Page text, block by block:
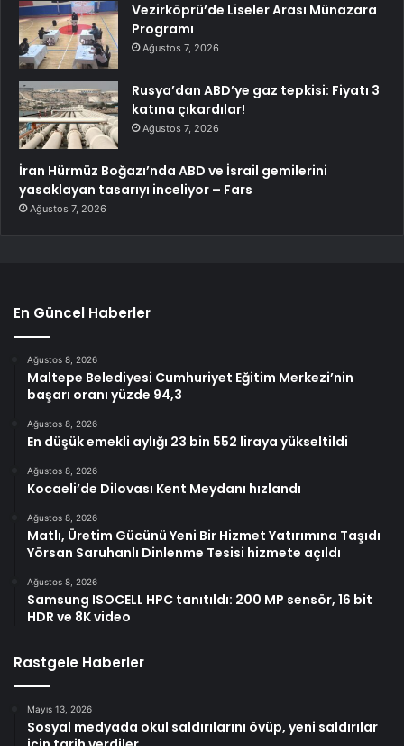
Vezirköprü’de Liseler Arası Münazara
Programı
Ağustos 7, 2026
Rusya’dan ABD’ye gaz tepkisi: Fiyatı 3
katına çıkardılar!
Ağustos 7, 2026
İran Hürmüz Boğazı’nda ABD ve İsrail gemilerini
yasaklayan tasarıyı inceliyor – Fars
Ağustos 7, 2026
En Güncel Haberler
Ağustos 8, 2026
Maltepe Belediyesi Cumhuriyet Eğitim Merkezi’nin
başarı oranı yüzde 94,3
Ağustos 8, 2026
En düşük emekli aylığı 23 bin 552 liraya yükseltildi
Ağustos 8, 2026
Kocaeli’de Dilovası Kent Meydanı hızlandı
Ağustos 8, 2026
Matlı, Üretim Gücünü Yeni Bir Hizmet Yatırımına Taşıdı
Yörsan Saruhanlı Dinlenme Tesisi hizmete açıldı
Ağustos 8, 2026
Samsung ISOCELL HPC tanıtıldı: 200 MP sensör, 16 bit
HDR ve 8K video
Rastgele Haberler
Mayıs 13, 2026
Sosyal medyada okul saldırılarını övüp, yeni saldırılar